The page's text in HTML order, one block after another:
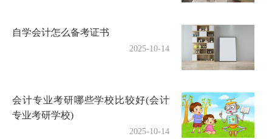
自学会计怎么备考证书
2025-10-14
会计专业考研哪些学校比较好(会计
专业考研学校)
2025-10-14